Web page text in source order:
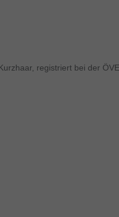
registriert bei der